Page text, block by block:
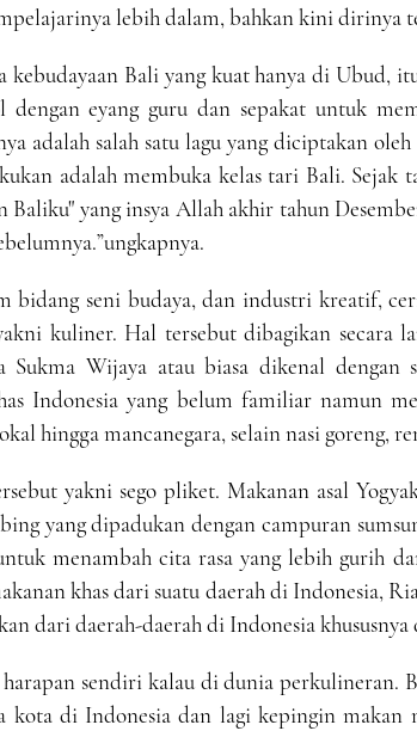
lebih dalam, bahkan kini dirinya
kebudayaan Bali yang kuat hanya di Ubud,
dengan eyang guru dan sepakat untuk
adalah salah satu lagu yang diciptakan
adalah membuka kelas tari Bali. Sejak
Baliku" yang insya Allah akhir tahun
bidang seni budaya, dan industri kreatif,
kuliner. Hal tersebut dibagikan secara
Sukma Wijaya atau biasa dikenal dengan
Indonesia yang belum familiar namun
hingga mancanegara, selain nasi goreng,
yakni sego pliket. Makanan asal
yang dipadukan dengan campuran
menambah cita rasa yang lebih gurih
khas dari suatu daerah di Indonesia,
dari daerah-daerah di Indonesia
harapan sendiri kalau di dunia perkulineran.
kota di Indonesia dan lagi kepingin makan